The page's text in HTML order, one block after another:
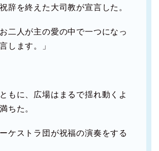
辞を終えた大司教が宣言した。
お二人が主の愛の中で一つになっ
します。」
もに、広場はまるで揺れ動くよ
ちた。
ケストラ団が祝福の演奏をする